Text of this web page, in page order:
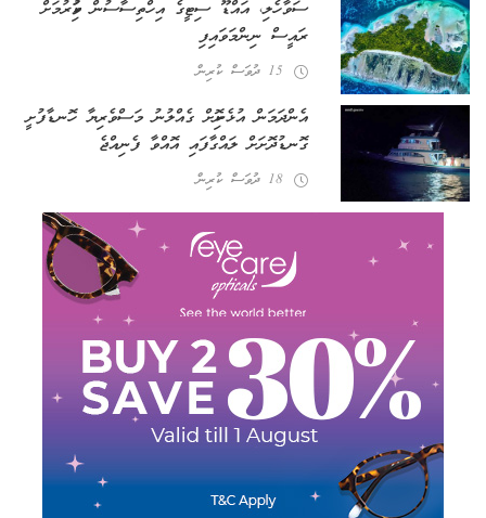
ސަވާހެލި، އައްޑޫ ސިޓީގެ އިހްތިސާސުން ވަކިކުރުމަށް
ރައީސް ނިންމަވައިފި
15 ދުވަސް ކުރިން
އެންދަމަން އުޅެނިކޮށް ގެއްލުނު މަސްވެރިޔާ ހޮނޑާފުށީ
ގޮނޑުދޮށަށް ލައްގާފައި އޮއްވާ ފެނިއްޖެ
18 ދުވަސް ކުރިން